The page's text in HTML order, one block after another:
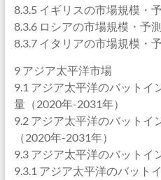
8.3.5 イギリスの市場規模・
8.3.6 ロシアの市場規模・予
8.3.7 イタリアの市場規模・
9 アジア太平洋市場
9.1 アジア太平洋のバットイ
量（2020年-2031年）
9.2 アジア太平洋のバットイ
（2020年-2031年）
9.3 アジア太平洋のバットイ
9.3.1 アジア太平洋のバット